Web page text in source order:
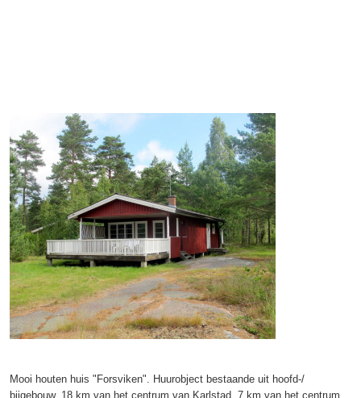
Mooi houten huis "Forsviken". Huurobject bestaande uit hoofd-/
bijgebouw, 18 km van het centrum van Karlstad, 7 km van het centrum